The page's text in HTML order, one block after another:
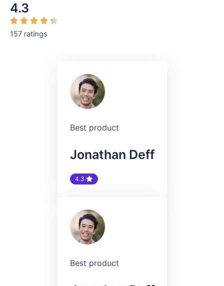
4.3
157 ratings
Best product
Jonathan Deff
4.3
Best product